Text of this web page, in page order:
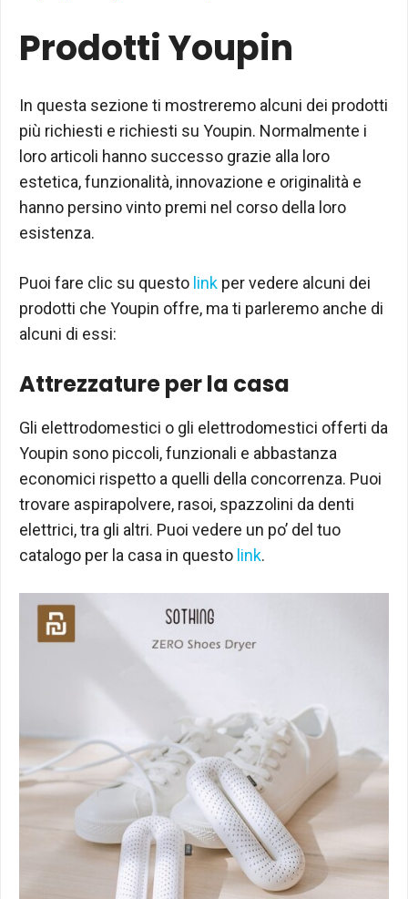
Prodotti Youpin
In questa sezione ti mostreremo alcuni dei prodotti
più richiesti e richiesti su Youpin. Normalmente i
loro articoli hanno successo grazie alla loro
estetica, funzionalità, innovazione e originalità e
hanno persino vinto premi nel corso della loro
esistenza.
Puoi fare clic su questo link per vedere alcuni dei
prodotti che Youpin offre, ma ti parleremo anche di
alcuni di essi:
Attrezzature per la casa
Gli elettrodomestici o gli elettrodomestici offerti da
Youpin sono piccoli, funzionali e abbastanza
economici rispetto a quelli della concorrenza. Puoi
trovare aspirapolvere, rasoi, spazzolini da denti
elettrici, tra gli altri. Puoi vedere un po’ del tuo
catalogo per la casa in questo link.